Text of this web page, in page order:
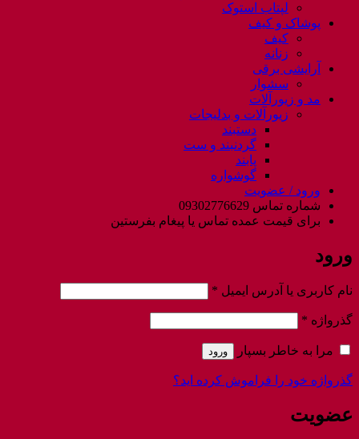
لپتاب استوک
پوشاک و کیف
کیف
زنانه
آرایشی برقی
سشوار
مد و زیورآلات
زیورآلات و بدلیجات
دستبند
گردنبند و ست
پابند
گوشواره
ورود / عضویت
شماره تماس 09302776629
برای قیمت عمده تماس یا پیغام بفرستین
ورود
نام کاربری یا آدرس ایمیل *
گذرواژه *
مرا به خاطر بسپار ورود
گذرواژه خود را فراموش کرده اید؟
عضویت